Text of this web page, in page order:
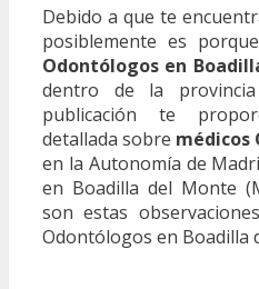
Debido a que te
posiblemente es
Odontólogos en
dentro de la
publicación te
detallada sobre médicos
en la Autonomía de
en Boadilla del Monte
son estas
Odontólogos en Boadilla